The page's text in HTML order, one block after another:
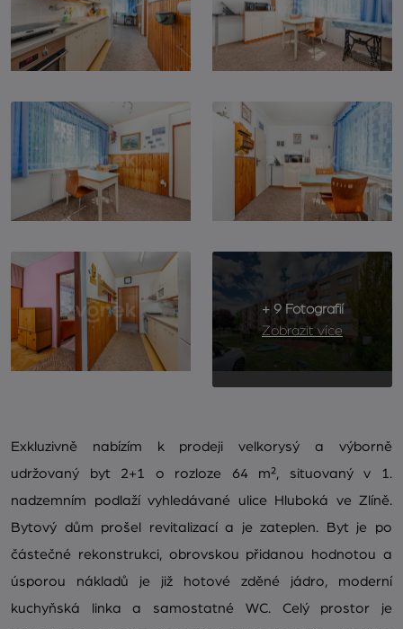
+ 9 Fotografií
Zobrazit více
Exkluzivně nabízím k prodeji velkorysý a výborně
udržovaný byt 2+1 o rozloze 64 m², situovaný v 1.
nadzemním podlaží vyhledávané ulice Hluboká ve Zlíně.
Bytový dům prošel revitalizací a je zateplen. Byt je po
částečné rekonstrukci, obrovskou přidanou hodnotou a
úsporou nákladů je již hotové zděné jádro, moderní
kuchyňská linka a samostatné WC. Celý prostor je